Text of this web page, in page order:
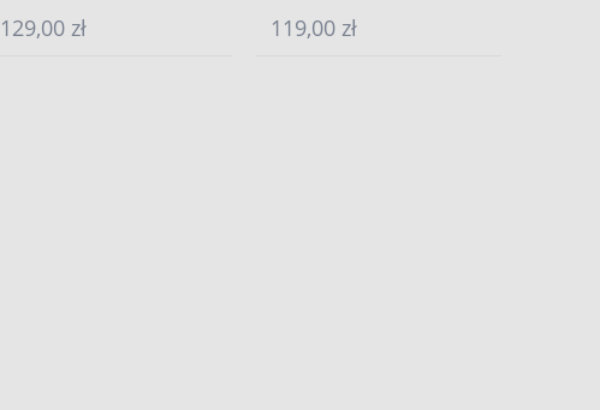
129,00 zł 119,00 zł